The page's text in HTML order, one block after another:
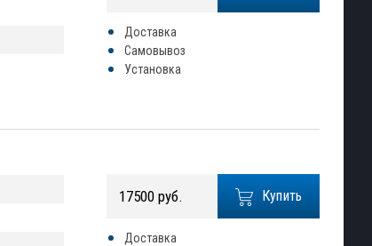
Доставка
Самовывоз
Установка
Купить
17500 руб.
Доставка